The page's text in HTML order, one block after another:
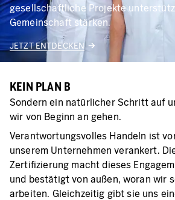
gesellschaftliche Projekte
Gemeinschaft stärken.
JETZT ENTDECKEN
KEIN PLAN B
Sondern ein natürlicher Schritt auf
wir von Beginn an gehen.
Verantwortungsvolles Handeln ist
unserem Unternehmen verankert.
Zertifizierung macht dieses
und bestätigt von außen, woran wir
arbeiten. Gleichzeitig gibt sie uns